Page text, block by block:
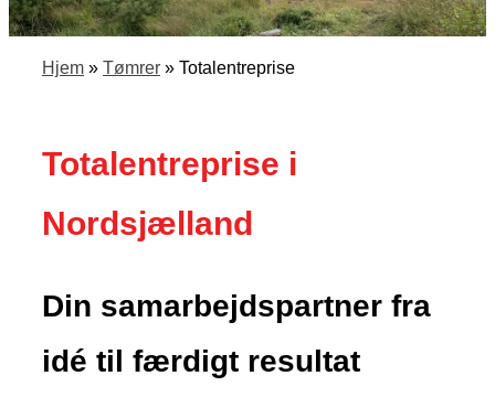
Hjem » Tømrer » Totalentreprise
Totalentreprise i
Nordsjælland
Din samarbejdspartner fra
idé til færdigt resultat